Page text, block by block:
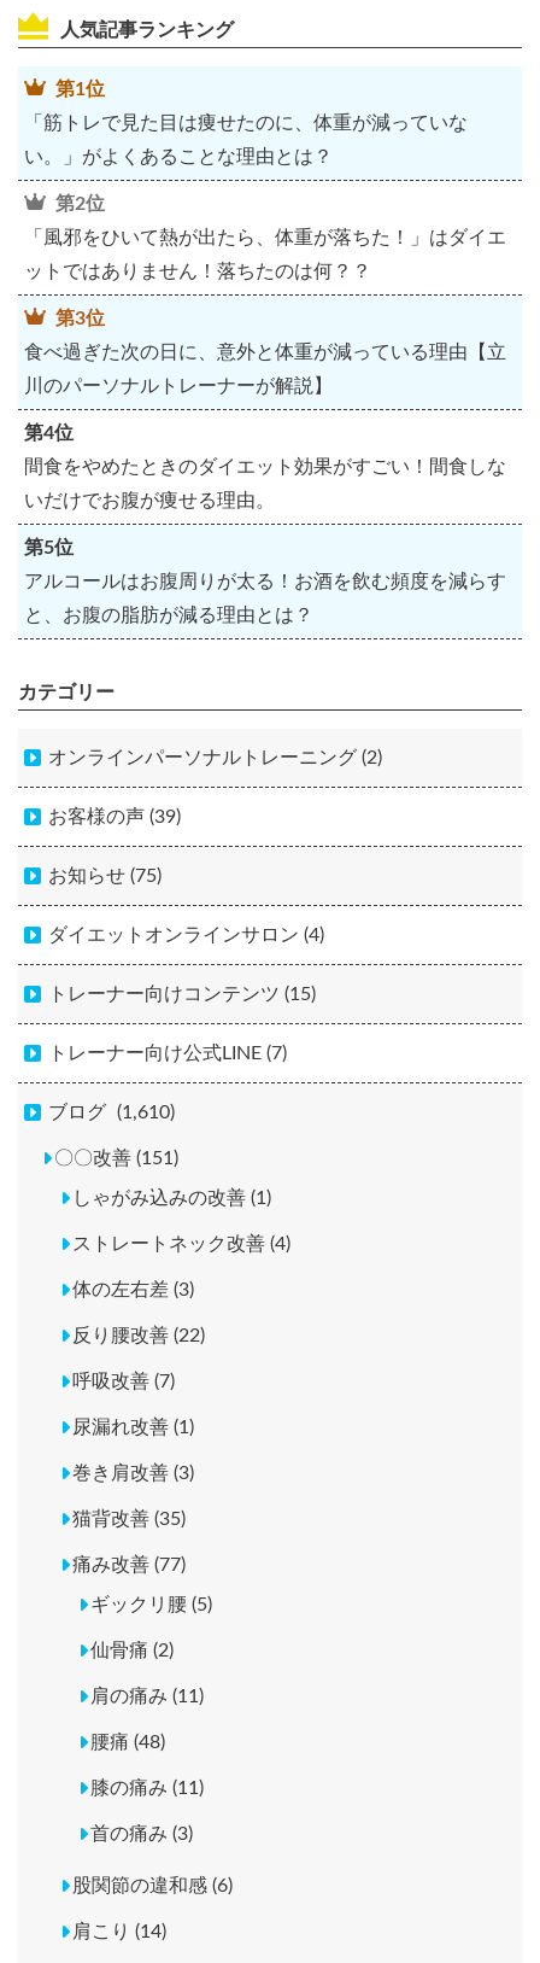
人気記事ランキング
第1位
「筋トレで見た目は痩せたのに、体重が減っていな
い。」がよくあることな理由とは？
第2位
「風邪をひいて熱が出たら、体重が落ちた！」はダイエ
ットではありません！落ちたのは何？？
第3位
食べ過ぎた次の日に、意外と体重が減っている理由【立
川のパーソナルトレーナーが解説】
第4位
間食をやめたときのダイエット効果がすごい！間食しな
いだけでお腹が痩せる理由。
第5位
アルコールはお腹周りが太る！お酒を飲む頻度を減らす
と、お腹の脂肪が減る理由とは？
カテゴリー
オンラインパーソナルトレーニング (2)
お客様の声 (39)
お知らせ (75)
ダイエットオンラインサロン (4)
トレーナー向けコンテンツ (15)
トレーナー向け公式LINE (7)
ブログ (1,610)
〇〇改善 (151)
しゃがみ込みの改善 (1)
ストレートネック改善 (4)
体の左右差 (3)
反り腰改善 (22)
呼吸改善 (7)
尿漏れ改善 (1)
巻き肩改善 (3)
猫背改善 (35)
痛み改善 (77)
ギックリ腰 (5)
仙骨痛 (2)
肩の痛み (11)
腰痛 (48)
膝の痛み (11)
首の痛み (3)
股関節の違和感 (6)
肩こり (14)